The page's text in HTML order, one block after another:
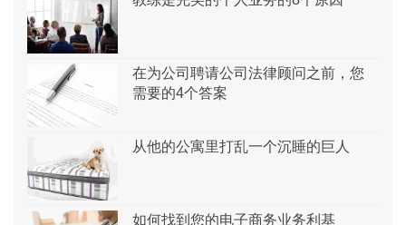
在为公司聘请公司法律顾问之前，您
需要的4个答案
从他的公寓里打乱一个沉睡的巨人
如何找到您的电子商务业务利基